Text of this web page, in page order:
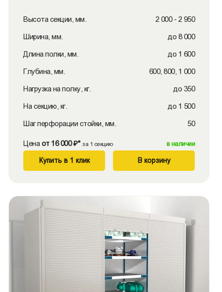
Высота секции, мм. 2 000 - 2 950
Ширина, мм. до 8 000
Длина полки, мм. до 1 600
Глубина, мм. 600, 800, 1 000
Нагрузка на полку, кг. до 350
На секцию, кг. до 1 500
Шаг перфорации стойки, мм. 50
Цена от 16 000 ₽* за 1 секцию в наличии
Купить в 1 клик В корзину